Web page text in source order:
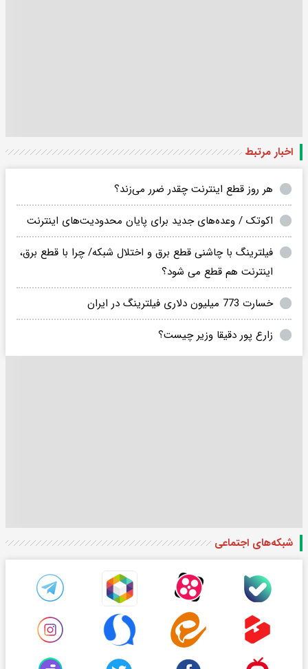
اخبار مرتبط
هر روز قطع اینترنت چقدر ضرر می‌زند؟
اکوتک / وعده‌های جدید برای پایان محدودیت‌های اینترنت
فیلترینگ با چاشنی قطع برق و اختلال شبکه/ چرا با قطع برق،
اینترنت هم قطع می شود؟
خسارت 773 میلیون دلاری فیلترینگ در ایران
زارع پور دقیقا وزیر چیست؟
شبکه‌های اجتماعی